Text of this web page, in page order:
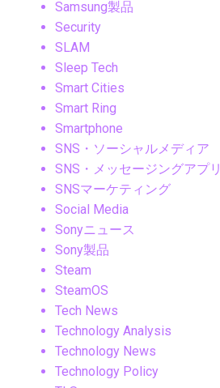
Samsung製品
Security
SLAM
Sleep Tech
Smart Cities
Smart Ring
Smartphone
SNS・ソーシャルメディア
SNS・メッセージングアプリ
SNSマーケティング
Social Media
Sonyニュース
Sony製品
Steam
SteamOS
Tech News
Technology Analysis
Technology News
Technology Policy